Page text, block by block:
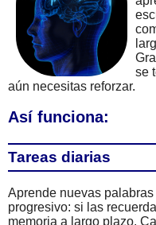
se
aún necesitas reforzar.
Así funciona:
Tareas diarias
Aprende nuevas
progresivo: si las
memoria a largo plazo.